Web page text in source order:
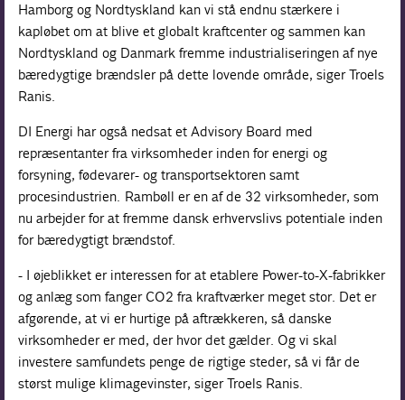
Hamborg og Nordtyskland kan vi stå endnu stærkere i
kapløbet om at blive et globalt kraftcenter og sammen kan
Nordtyskland og Danmark fremme industrialiseringen af nye
bæredygtige brændsler på dette lovende område, siger Troels
Ranis.
DI Energi har også nedsat et Advisory Board med
repræsentanter fra virksomheder inden for energi og
forsyning, fødevarer- og transportsektoren samt
procesindustrien. Rambøll er en af de 32 virksomheder, som
nu arbejder for at fremme dansk erhvervslivs potentiale inden
for bæredygtigt brændstof.
- I øjeblikket er interessen for at etablere Power-to-X-fabrikker
og anlæg som fanger CO2 fra kraftværker meget stor. Det er
afgørende, at vi er hurtige på aftrækkeren, så danske
virksomheder er med, der hvor det gælder. Og vi skal
investere samfundets penge de rigtige steder, så vi får de
størst mulige klimagevinster, siger Troels Ranis.